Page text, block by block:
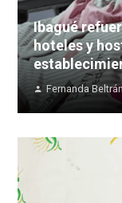
Ibagué
hoteles y
Fernanda